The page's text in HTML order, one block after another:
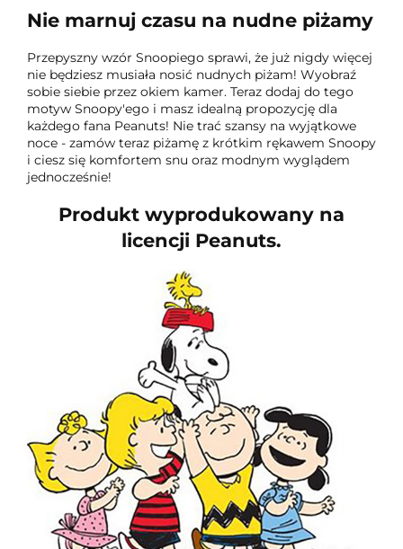
Nie marnuj czasu na nudne piżamy
Przepyszny wzór Snoopiego sprawi, że już nigdy więcej
nie będziesz musiała nosić nudnych piżam! Wyobraź
sobie siebie przez okiem kamer. Teraz dodaj do tego
motyw Snoopy'ego i masz idealną propozycję dla
każdego fana Peanuts! Nie trać szansy na wyjątkowe
noce - zamów teraz piżamę z krótkim rękawem Snoopy
i ciesz się komfortem snu oraz modnym wyglądem
jednocześnie!
Produkt wyprodukowany na
licencji Peanuts.